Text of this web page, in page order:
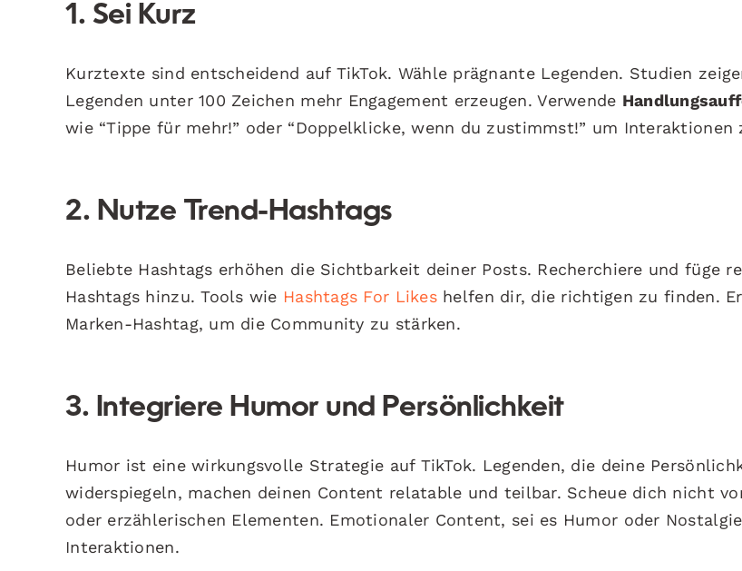
1. Sei Kurz
Kurztexte sind entscheidend auf TikTok. Wähle prägnante Legenden. Studien
Legenden unter 100 Zeichen mehr Engagement erzeugen. Verwende
wie “Tippe für mehr!” oder “Doppelklicke, wenn du zustimmst!” um Interaktionen
2. Nutze Trend-Hashtags
Beliebte Hashtags erhöhen die Sichtbarkeit deiner Posts. Recherchiere und füge
Hashtags hinzu. Tools wie Hashtags For Likeshelfen dir, die richtigen zu finden.
Marken-Hashtag, um die Community zu stärken.
3. Integriere Humor und Persönlichkeit
Humor ist eine wirkungsvolle Strategie auf TikTok. Legenden, die deine
widerspiegeln, machen deinen Content relatable und teilbar. Scheue dich nicht
oder erzählerischen Elementen. Emotionaler Content, sei es Humor oder
Interaktionen.